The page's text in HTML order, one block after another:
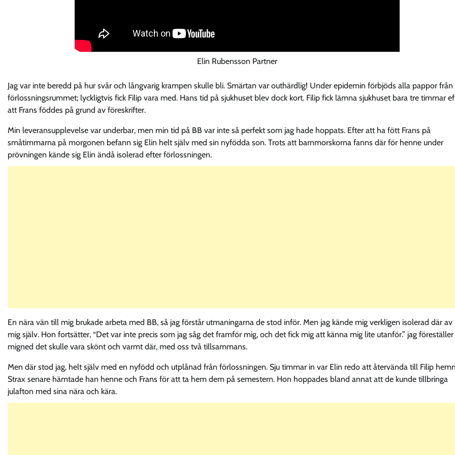
Elin Rubensson Partner
Jag var inte beredd på hur svår och långvarig krampen skulle bli. Smärtan var outhärdlig! Under epidemin förbjöds alla pappor från
förlossningsrummet; lyckligtvis fick Filip vara med. Hans tid på sjukhuset blev dock kort. Filip fick lämna sjukhuset bara tre timmar
att Frans föddes på grund av föreskrifter.
Min leveransupplevelse var underbar, men min tid på BB var inte så perfekt som jag hade hoppats. Efter att ha fött Frans på
småtimmarna på morgonen befann sig Elin helt själv med sin nyfödda son. Trots att barnmorskorna fanns där för henne under
prövningen kände sig Elin ändå isolerad efter förlossningen.
En nära vän till mig brukade arbeta med BB, så jag förstår utmaningarna de stod inför. Men jag kände mig verkligen isolerad där av
mig själv. Hon fortsätter, “Det var inte precis som jag såg det framför mig, och det fick mig att känna mig lite utanför.” jag föreställer
migned det skulle vara skönt och varmt där, med oss två tillsammans.
Men där stod jag, helt själv med en nyfödd och utplånad från förlossningen. Sju timmar in var Elin redo att återvända till Filip
Strax senare hämtade han henne och Frans för att ta hem dem på semestern. Hon hoppades bland annat att de kunde tillbringa
julafton med sina nära och kära.